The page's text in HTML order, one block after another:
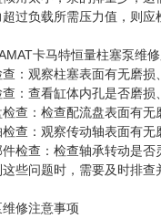
过负载所需压力值，则
卡马特恒量柱塞泵维
：观察柱塞表面有无磨损
：查看缸体内孔是否磨损
查：检查配流盘表面有无
查：观察传动轴表面有无
检查：检查轴承转动是否
些问题时，需要及时排查
修注意事项